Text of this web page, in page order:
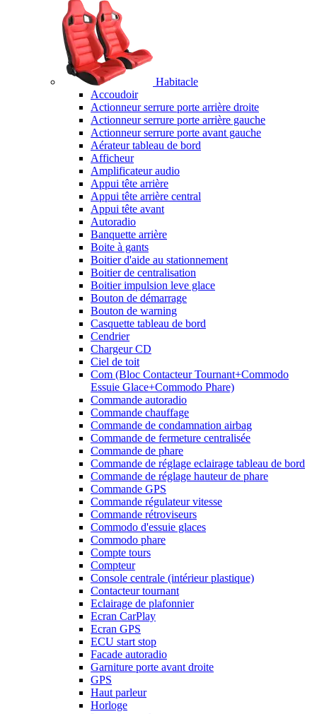
Habitacle
Accoudoir
Actionneur serrure porte arrière droite
Actionneur serrure porte arrière gauche
Actionneur serrure porte avant gauche
Aérateur tableau de bord
Afficheur
Amplificateur audio
Appui tête arrière
Appui tête arrière central
Appui tête avant
Autoradio
Banquette arrière
Boite à gants
Boitier d'aide au stationnement
Boitier de centralisation
Boitier impulsion leve glace
Bouton de démarrage
Bouton de warning
Casquette tableau de bord
Cendrier
Chargeur CD
Ciel de toit
Com (Bloc Contacteur Tournant+Commodo
Essuie Glace+Commodo Phare)
Commande autoradio
Commande chauffage
Commande de condamnation airbag
Commande de fermeture centralisée
Commande de phare
Commande de réglage eclairage tableau de bord
Commande de réglage hauteur de phare
Commande GPS
Commande régulateur vitesse
Commande rétroviseurs
Commodo d'essuie glaces
Commodo phare
Compte tours
Compteur
Console centrale (intérieur plastique)
Contacteur tournant
Eclairage de plafonnier
Ecran CarPlay
Ecran GPS
ECU start stop
Facade autoradio
Garniture porte avant droite
GPS
Haut parleur
Horloge